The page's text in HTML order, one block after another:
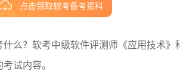
点击领取软考备考资料
么？软考中级软件评测师《应用技术
试内容。